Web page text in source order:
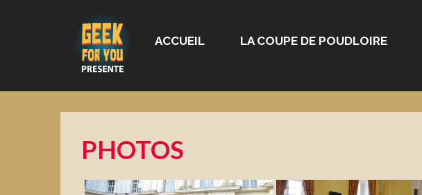
ACCUEIL LA COUPE DE POUDLOIRE
PHOTOS